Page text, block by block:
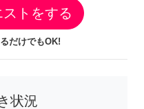
トをする
だけでもOK!
状況